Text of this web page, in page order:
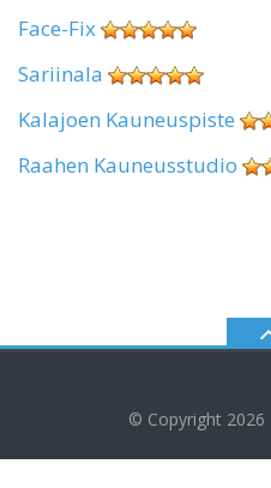
Face-Fix
Sariinala
Kalajoen Kauneuspiste
Raahen Kauneusstudio
© Copyright 2026